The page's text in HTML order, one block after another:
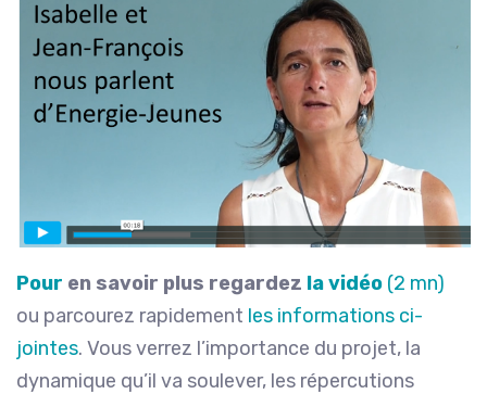
Pour en savoir plus regardez la vidéo (2 mn)
ou parcourez rapidement les informations ci-
jointes. Vous verrez l’importance du projet, la
dynamique qu’il va soulever, les répercutions